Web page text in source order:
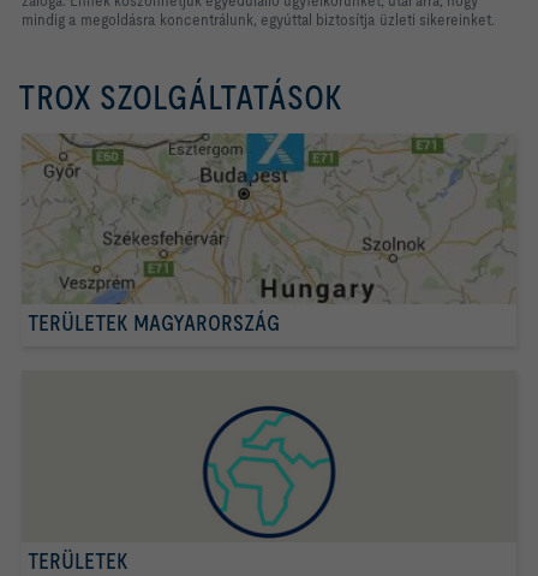
mindig a megoldásra koncentrálunk, egyúttal biztosítja üzleti sikereinket.
TROX SZOLGÁLTATÁSOK
TERÜLETEK MAGYARORSZÁG
TERÜLETEK